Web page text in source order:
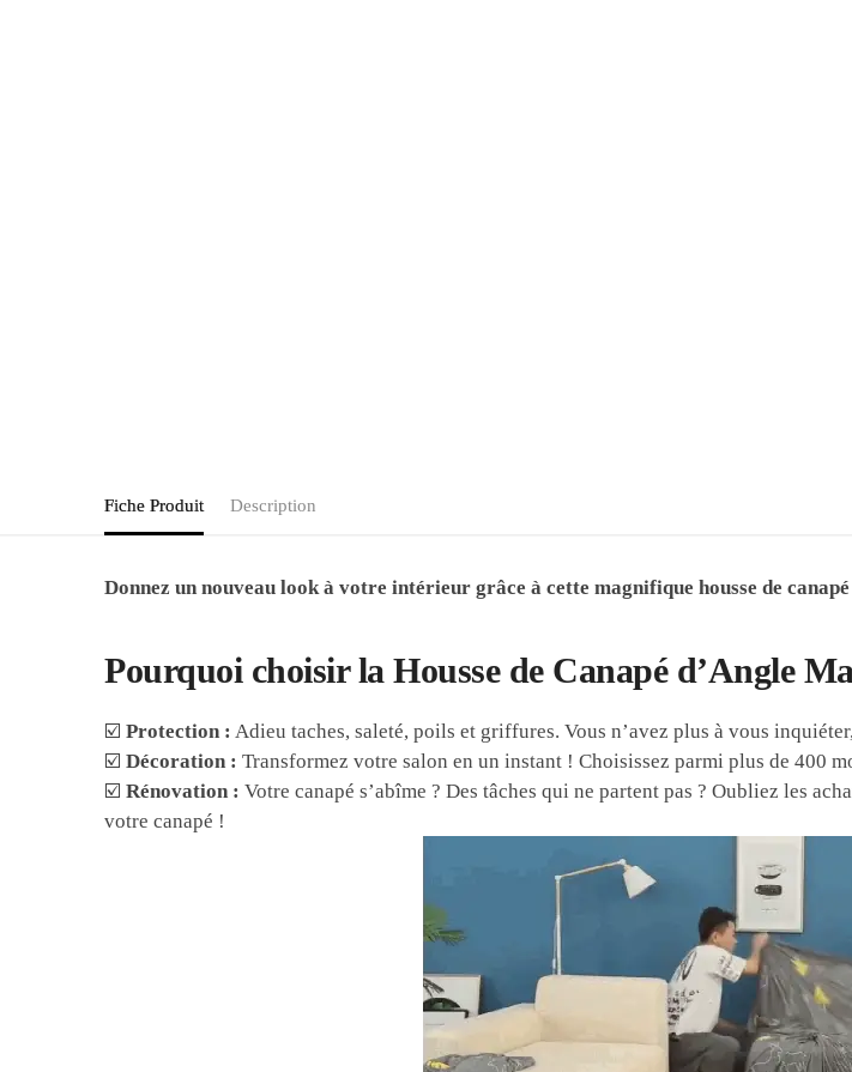
Fiche Produit Description
Donnez un nouveau look à votre intérieur grâce à cette magnifique housse de
Pourquoi choisir la Housse de Canapé d’Angle
☑️Protection : Adieu taches, saleté, poils et griffures. Vous n’avez plus à vous
☑️Décoration : Transformez votre salon en un instant ! Choisissez parmi plus de 400
☑️Rénovation : Votre canapé s’abîme ? Des tâches qui ne partent pas ? Oubliez les
votre canapé !